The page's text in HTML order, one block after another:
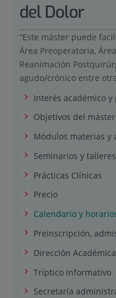
del Dolor
“Este máster puede
Área Preoperatoria,
Reanimación
agudo/crónico entre
Interés académico
Objetivos del máster
Módulos materias y
Seminarios y
Prácticas Clínicas
Precio
Calendario y
Preinscripción,
Dirección Académica
Tríptico informativo
Secretaría